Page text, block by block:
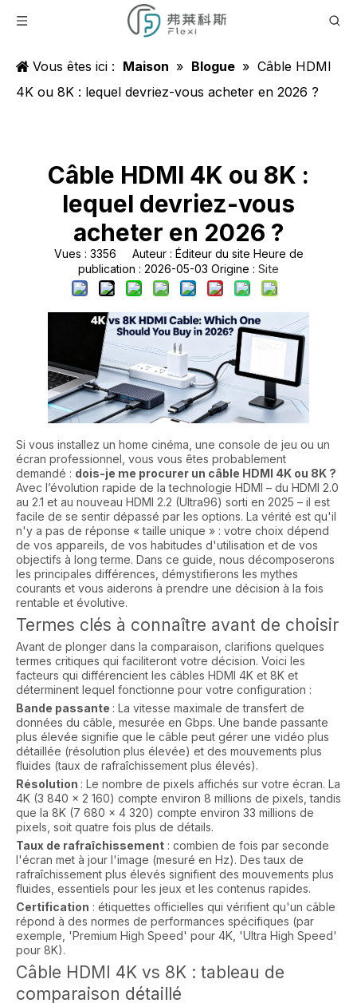
Vous êtes ici : Maison » Blogue » Câble HDMI
4K ou 8K : lequel devriez-vous acheter en 2026 ?
Câble HDMI 4K ou 8K :
lequel devriez-vous
acheter en 2026 ?
Vues : 3356 Auteur : Éditeur du site Heure de
publication : 2026-05-03 Origine : Site
Si vous installez un home cinéma, une console de jeu ou un
écran professionnel, vous vous êtes probablement
demandé : dois-je me procurer un câble HDMI 4K ou 8K ?
Avec l’évolution rapide de la technologie HDMI – du HDMI 2.0
au 2.1 et au nouveau HDMI 2.2 (Ultra96) sorti en 2025 – il est
facile de se sentir dépassé par les options. La vérité est qu'il
n'y a pas de réponse « taille unique » : votre choix dépend
de vos appareils, de vos habitudes d'utilisation et de vos
objectifs à long terme. Dans ce guide, nous décomposerons
les principales différences, démystifierons les mythes
courants et vous aiderons à prendre une décision à la fois
rentable et évolutive.
Termes clés à connaître avant de choisir
Avant de plonger dans la comparaison, clarifions quelques
termes critiques qui faciliteront votre décision. Voici les
facteurs qui différencient les câbles HDMI 4K et 8K et
déterminent lequel fonctionne pour votre configuration :
Bande passante : La vitesse maximale de transfert de
données du câble, mesurée en Gbps. Une bande passante
plus élevée signifie que le câble peut gérer une vidéo plus
détaillée (résolution plus élevée) et des mouvements plus
fluides (taux de rafraîchissement plus élevés).
Résolution : Le nombre de pixels affichés sur votre écran. La
4K (3 840 x 2 160) compte environ 8 millions de pixels, tandis
que la 8K (7 680 x 4 320) compte environ 33 millions de
pixels, soit quatre fois plus de détails.
Taux de rafraîchissement : combien de fois par seconde
l'écran met à jour l'image (mesuré en Hz). Des taux de
rafraîchissement plus élevés signifient des mouvements plus
fluides, essentiels pour les jeux et les contenus rapides.
Certification : étiquettes officielles qui vérifient qu'un câble
répond à des normes de performances spécifiques (par
exemple, 'Premium High Speed' pour 4K, 'Ultra High Speed'
pour 8K).
Câble HDMI 4K vs 8K : tableau de
comparaison détaillé